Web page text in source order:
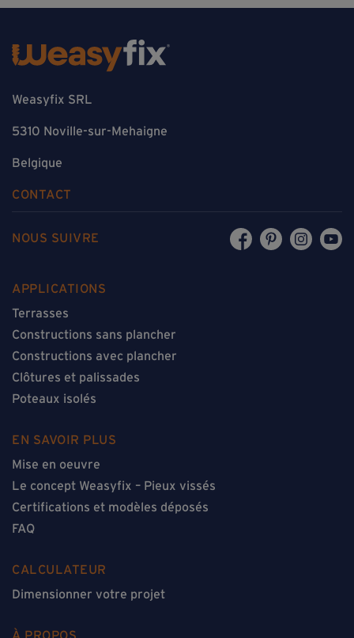
Weasyfix SRL
5310 Noville-sur-Mehaigne
Belgique
CONTACT
NOUS SUIVRE
APPLICATIONS
Terrasses
Constructions sans plancher
Constructions avec plancher
Clôtures et palissades
Poteaux isolés
EN SAVOIR PLUS
Mise en oeuvre
Le concept Weasyfix – Pieux vissés
Certifications et modèles déposés
FAQ
CALCULATEUR
Dimensionner votre projet
À PROPOS